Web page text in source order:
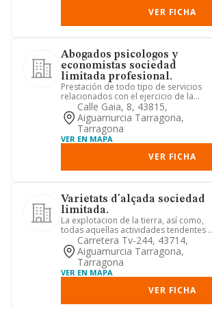
VER FICHA
Abogados psicologos y
economistas sociedad
limitada profesional.
Prestación de todo tipo de servicios
relacionados con el ejercicio de la
abogacía, de la psicologia...
Calle Gaia, 8, 43815,
Aiguamurcia Tarragona,
Tarragona
VER EN MAPA
VER FICHA
Varietats d'alçada sociedad
limitada.
La explotacion de la tierra, así como,
todas aquellas actividades tendentes a
la comercializaicón d...
Carretera Tv-244, 43714,
Aiguamurcia Tarragona,
Tarragona
VER EN MAPA
VER FICHA